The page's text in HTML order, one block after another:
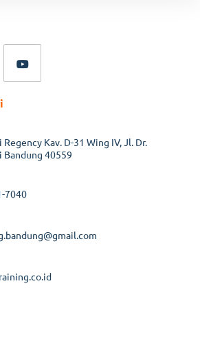
Kav. D-31 Wing IV, Jl. Dr.
Bandung 40559
7040